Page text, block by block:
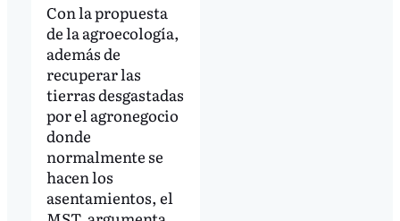
Con la propuesta
de la agroecología,
además de
recuperar las
tierras desgastadas
por el agronegocio
donde
normalmente se
hacen los
asentamientos, el